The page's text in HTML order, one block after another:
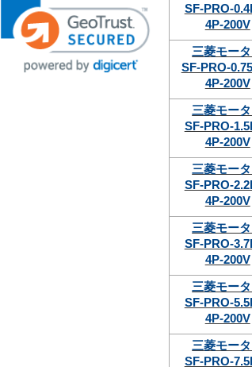
SF-PRO-
4P-200V
三菱モー
SF-PRO-
4P-200V
三菱モー
SF-PRO-
4P-200V
三菱モー
SF-PRO-
4P-200V
三菱モー
SF-PRO-
4P-200V
三菱モー
SF-PRO-
4P-200V
三菱モー
SF-PRO-